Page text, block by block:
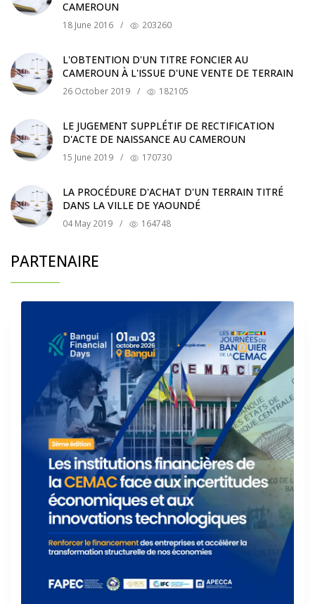
CAMEROUN
18 June 2016 / 203260
L'OBTENTION D'UN TITRE FONCIER AU
CAMEROUN À L'ISSUE D'UNE VENTE DE TERRAIN
26 October 2019 / 182105
LE JUGEMENT SUPPLÉTIF DE RECTIFICATION
D'ACTE DE NAISSANCE AU CAMEROUN
15 June 2019 / 170730
LA PROCÉDURE D'ACHAT D'UN TERRAIN TITRÉ
DANS LA VILLE DE YAOUNDÉ
04 May 2019 / 164748
PARTENAIRE